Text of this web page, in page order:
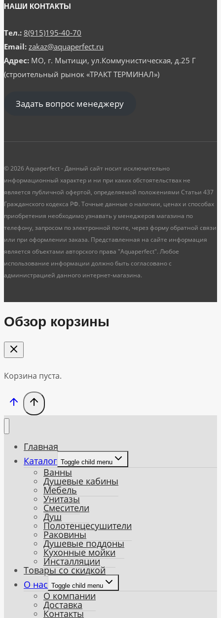
НАШИ КОНТАКТЫ
Тел.: 8(915)195-40-70
Email: zakaz@aquaperfect.ru
Адрес: МО, г. Мытищи, ул.Коммунистическая, д.25 Г
(строительный рынок «ТРАКТ ТЕРМИНАЛ»)
Задать вопрос менеджеру
© 2026 Aquaperfect - Данный сайт носит исключительно
информационный характер и ни при каких обстоятельствах не
является публичной офертой, определяемой положениями Статьи 437
Гражданского кодекса РФ. Точные данные о наличии, ценах и способах
приобретения необходимо узнавать у менеджеров магазина по
телефону, запросом по электронной почте, через форму обратной связи
или при оформлении заказа. Представленная на сайте информация
является объектами авторского права "Aquaperfect". Любое
использование информации должно быть согласовано с
администрацией данного интернет-магазина.
Обзор корзины
Корзина пуста.
Главная
Каталог Toggle child menu
Ванны
Душевые кабины
Мебель
Унитазы
Смесители
Душ
Полотенцесушители
Раковины
Душевые поддоны
Кухонные мойки
Инсталляции
Товары со скидкой
О нас Toggle child menu
О компании
Доставка
Контакты